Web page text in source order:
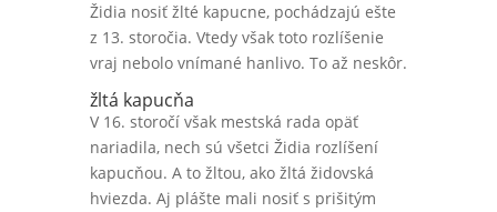
Židia nosiť žlté kapucne, pochádzajú ešte
z 13. storočia. Vtedy však toto rozlíšenie
vraj nebolo vnímané hanlivo. To až neskôr.
žltá kapucňa
V 16. storočí však mestská rada opäť
nariadila, nech sú všetci Židia rozlíšení
kapucňou. A to žltou, ako žltá židovská
hviezda. Aj plášte mali nosiť s prišitým